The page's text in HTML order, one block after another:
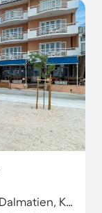
Podstrana, Gespanschaft Split-Dalmatien, Kroatien